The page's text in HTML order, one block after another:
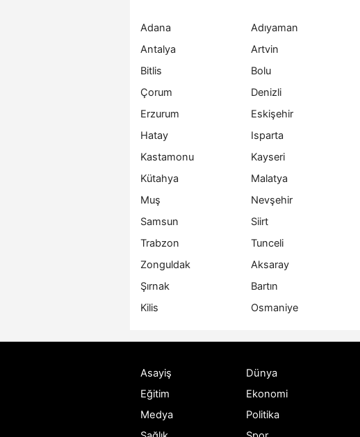
Adana Adıyaman
Antalya
Artvin
Bitlis
Bolu
Çorum
Denizli
Erzurum
Eskişehir
Hatay
Isparta
Kastamonu
Kayseri
Kütahya
Malatya
Muş
Nevşehir
Samsun
Siirt
Trabzon
Tunceli
Zonguldak
Aksaray
Şırnak
Bartın
Kilis
Osmaniye
Asayiş
Dünya
Eğitim
Ekonomi
Medya
Politika